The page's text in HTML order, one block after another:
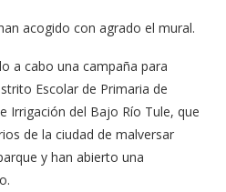
acogido con agrado el mural.
a cabo una campaña para
Escolar de Primaria de
Irrigación del Bajo Río Tule, que
de la ciudad de malversar
y han abierto una